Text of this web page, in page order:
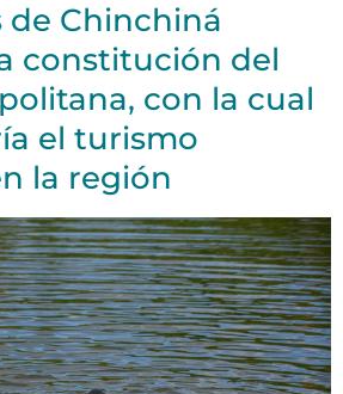
de Chinchiná
constitución del
con la cual
el turismo
la región